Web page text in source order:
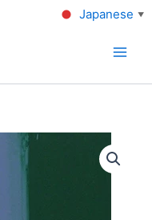
Japanese ▼